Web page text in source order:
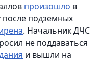
произошло в
после подземных
. Начальник ДЧС
не поддаваться
и вышли на